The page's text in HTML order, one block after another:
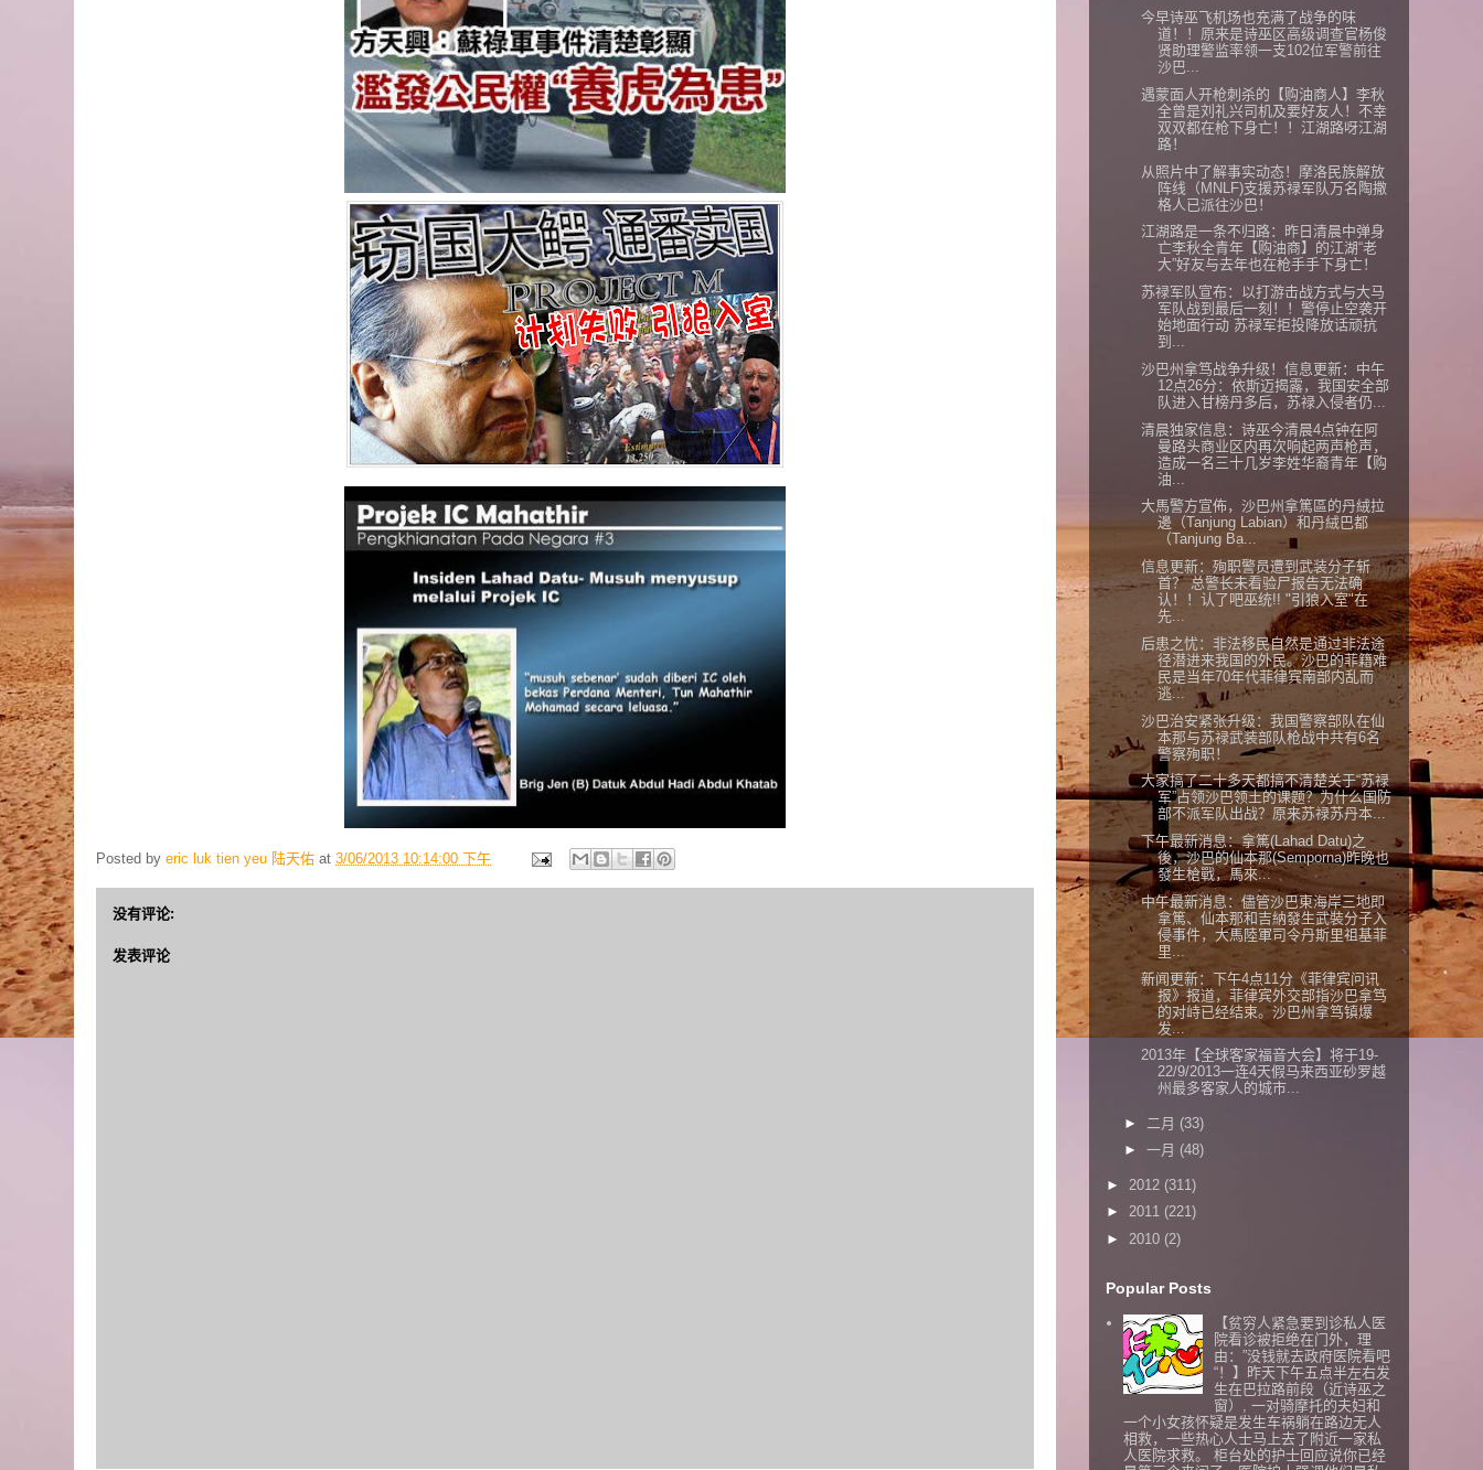
Posted by eric luk tien yeu 陆天佑 at 3/06/2013 10:14:00 下午
没有评论:
发表评论
今早诗巫飞机场也充满了战争的味
道！！原来是诗巫区高级调查官杨俊
贤助理警监率领一支102位军警前往
沙巴...
遇蒙面人开枪刺杀的【购油商人】李秋
全曾是刘礼兴司机及要好友人！不幸
双双都在枪下身亡！！江湖路呀江湖
路！
从照片中了解事实动态！摩洛民族解放
阵线（MNLF)支援苏禄军队万名陶撒
格人已派往沙巴！
江湖路是一条不归路：昨日清晨中弹身
亡李秋全青年【购油商】的江湖“老
大”好友与去年也在枪手手下身亡！
苏禄军队宣布：以打游击战方式与大马
军队战到最后一刻！！警停止空袭开
始地面行动 苏禄军拒投降放话顽抗
到...
沙巴州拿笃战争升级！信息更新：中午
12点26分：依斯迈揭露，我国安全部
队进入甘榜丹多后，苏禄入侵者仍...
清晨独家信息：诗巫今清晨4点钟在阿
曼路头商业区内再次响起两声枪声，
造成一名三十几岁李姓华裔青年【购
油...
大馬警方宣佈，沙巴州拿篤區的丹絨拉
邊（Tanjung Labian）和丹絨巴都
（Tanjung Ba...
信息更新：殉职警员遭到武装分子斩
首？ 总警长未看验尸报告无法确
认！！认了吧巫统!! "引狼入室"在
先...
后患之忧：非法移民自然是通过非法途
径潜进来我国的外民。沙巴的菲籍难
民是当年70年代菲律宾南部内乱而
逃...
沙巴治安紧张升级：我国警察部队在仙
本那与苏禄武装部队枪战中共有6名
警察殉职！
大家搞了二十多天都搞不清楚关于“苏禄
军”占领沙巴领土的课题？为什么国防
部不派军队出战？原来苏禄苏丹本...
下午最新消息：拿篤(Lahad Datu)之
後，沙巴的仙本那(Semporna)昨晚也
發生槍戰，馬來...
中午最新消息：儘管沙巴東海岸三地即
拿篤、仙本那和吉納發生武裝分子入
侵事件，大馬陸軍司令丹斯里祖基菲
里...
新闻更新：下午4点11分《菲律宾问讯
报》报道，菲律宾外交部指沙巴拿笃
的对峙已经结束。沙巴州拿笃镇爆
发...
2013年【全球客家福音大会】将于19-
22/9/2013一连4天假马来西亚砂罗越
州最多客家人的城市...
► 二月 (33)
► 一月 (48)
► 2012 (311)
► 2011 (221)
► 2010 (2)
Popular Posts
【贫穷人紧急要到诊私人医
院看诊被拒绝在门外，理
由：”没钱就去政府医院看吧
“！】昨天下午五点半左右发
生在巴拉路前段（近诗巫之
窗）, 一对骑摩托的夫妇和
一个小女孩怀疑是发生车祸躺在路边无人
相救，一些热心人士马上去了附近一家私
人医院求救。 柜台处的护士回应说你已经